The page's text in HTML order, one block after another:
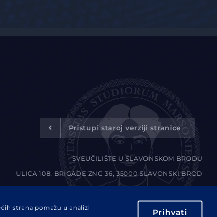
Pristupi staroj verziji stranice
SVEUČILIŠTE U SLAVONSKOM BRODU
ULICA 108. BRIGADE ZNG 36, 35000 SLAVONSKI BROD
MB: 05290538 | OIB: 3302783437 |
strana pomažu u analizi
Prihvati